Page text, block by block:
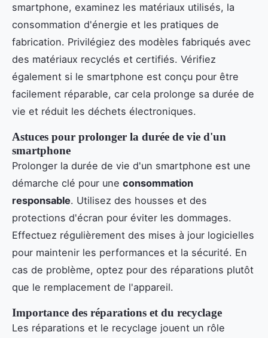
smartphone, examinez les matériaux utilisés, la
consommation d'énergie et les pratiques de
fabrication. Privilégiez des modèles fabriqués avec
des matériaux recyclés et certifiés. Vérifiez
également si le smartphone est conçu pour être
facilement réparable, car cela prolonge sa durée de
vie et réduit les déchets électroniques.
Astuces pour prolonger la durée de vie d'un
smartphone
Prolonger la durée de vie d'un smartphone est une
démarche clé pour une consommation
responsable. Utilisez des housses et des
protections d'écran pour éviter les dommages.
Effectuez régulièrement des mises à jour logicielles
pour maintenir les performances et la sécurité. En
cas de problème, optez pour des réparations plutôt
que le remplacement de l'appareil.
Importance des réparations et du recyclage
Les réparations et le recyclage jouent un rôle